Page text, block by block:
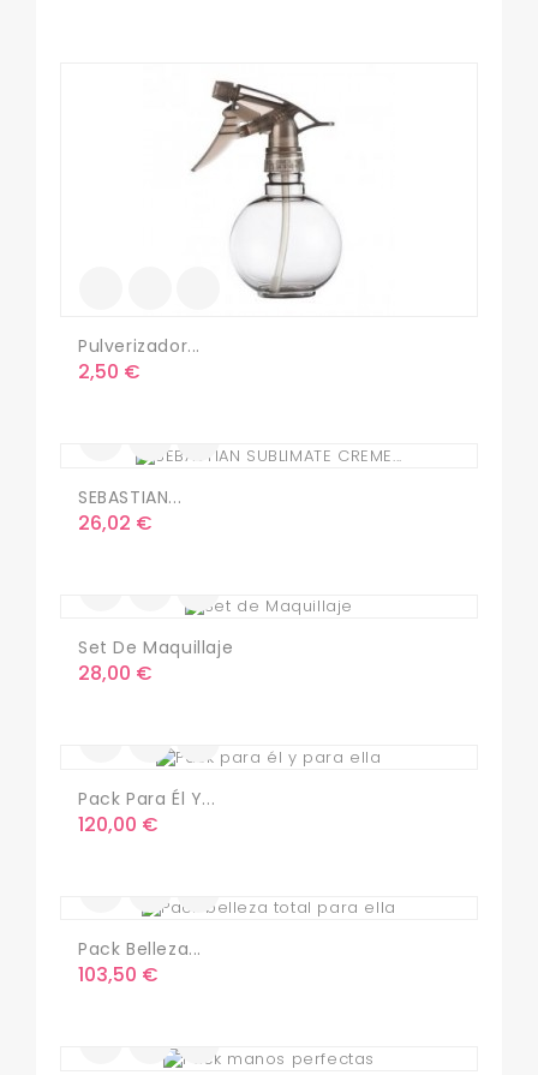
Pulverizador...
Precio
2,50 €
SEBASTIAN...
Precio
26,02 €
Set De Maquillaje
Precio
28,00 €
Pack Para Él Y...
Precio
120,00 €
Pack Belleza...
Precio
103,50 €